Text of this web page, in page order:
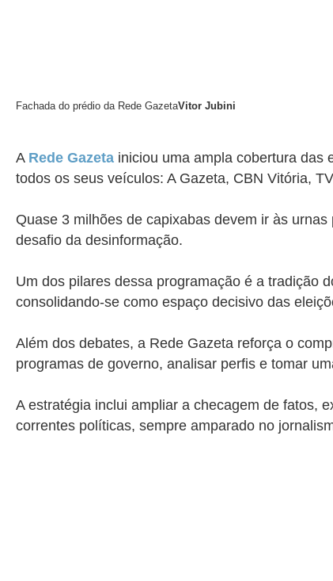
Fachada do prédio da Rede GazetaVitor Jubini
A Rede Gazeta iniciou uma ampla cobertura das
todos os seus veículos: A Gazeta, CBN Vitória,
Quase 3 milhões de capixabas devem ir às
desafio da desinformação.
Um dos pilares dessa programação é a tradição
consolidando-se como espaço decisivo das
Além dos debates, a Rede Gazeta reforça o
programas de governo, analisar perfis e tomar
A estratégia inclui ampliar a checagem de fatos,
correntes políticas, sempre amparado no